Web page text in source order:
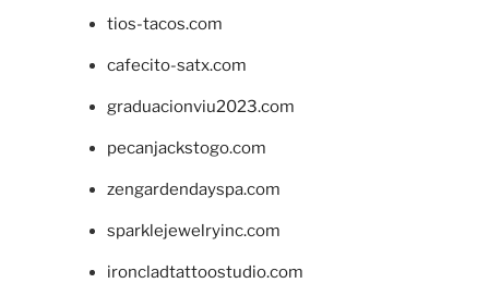
tios-tacos.com
cafecito-satx.com
graduacionviu2023.com
pecanjackstogo.com
zengardendayspa.com
sparklejewelryinc.com
ironcladtattoostudio.com